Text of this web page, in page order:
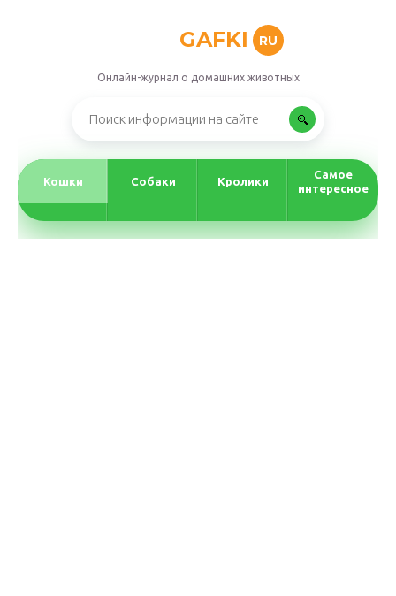
GAFKI RU
Онлайн-журнал о домашних животных
Кошки Собаки Кролики
Самое
интересное